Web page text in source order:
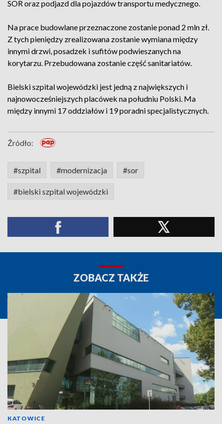
SOR oraz podjazd dla pojazdów transportu medycznego.
Na prace budowlane przeznaczone zostanie ponad 2 mln zł.
Z tych pieniędzy zrealizowana zostanie wymiana między
innymi drzwi, posadzek i sufitów podwieszanych na
korytarzu. Przebudowana zostanie część sanitariatów.
Bielski szpital wojewódzki jest jedną z największych i
najnowocześniejszych placówek na południu Polski. Ma
między innymi 17 oddziałów i 19 poradni specjalistycznych.
Źródło:
#szpital #modernizacja #sor
#bielski szpital wojewódzki
ZOBACZ TAKŻE
KATOWICE